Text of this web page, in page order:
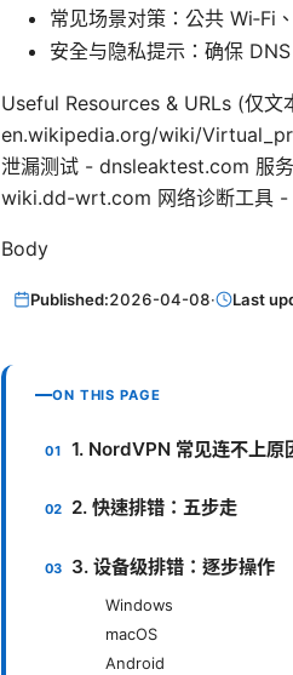
常见场景对策：公共 Wi‑Fi
安全与隐私提示：确保
Useful Resources & URLs (仅
en.wikipedia.org/wiki/
泄漏测试 - dnsleaktest.com 服
wiki.dd-wrt.com 网络诊断工具
Body
Published:2026-04-08· Last
ON THIS PAGE
1. NordVPN 常见连不上原
2. 快速排错：五步走
3. 设备级排错：逐步操作
Windows
macOS
Android